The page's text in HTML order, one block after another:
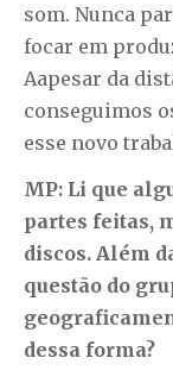
som. Nunca
focar em
Aapesar da
conseguimos
esse novo
MP: Li que
partes feitas,
discos. Além
questão do
dessa forma?